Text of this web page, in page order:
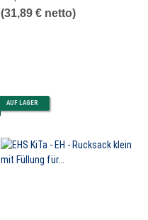
mm
(31,89 € netto)
AUF LAGER